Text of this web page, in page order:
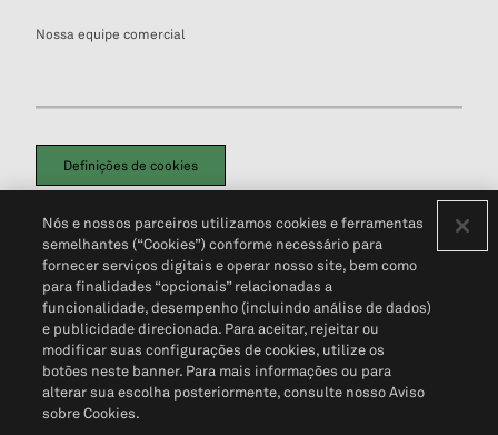
Nossa equipe comercial
Definições de cookies
Política de PrivacidadePortal de privacidade do cliente (em inglês)
Não Venda Minhas Informações Pessoais© 2026 S&P Global
Nós e nossos parceiros utilizamos cookies e ferramentas
semelhantes (“Cookies”) conforme necessário para
fornecer serviços digitais e operar nosso site, bem como
para finalidades “opcionais” relacionadas a
funcionalidade, desempenho (incluindo análise de dados)
e publicidade direcionada. Para aceitar, rejeitar ou
modificar suas configurações de cookies, utilize os
botões neste banner. Para mais informações ou para
alterar sua escolha posteriormente, consulte nosso Aviso
sobre Cookies.